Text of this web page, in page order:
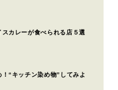
カレーが食べられる店５選
“キッチン染め物”してみよ